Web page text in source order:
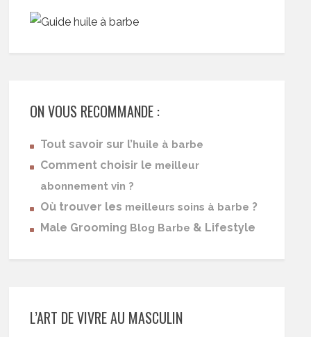
ON VOUS RECOMMANDE :
Tout savoir sur l’huile à barbe
Comment choisir le meilleur
abonnement vin ?
Où trouver les meilleurs soins à barbe ?
Male Grooming Blog Barbe & Lifestyle
L’ART DE VIVRE AU MASCULIN